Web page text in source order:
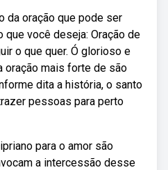
da oração que pode ser
que você deseja: Oração de
o que quer. Ó glorioso e
oração mais forte de são
dita a história, o santo
pessoas para perto
para o amor são
a intercessão desse